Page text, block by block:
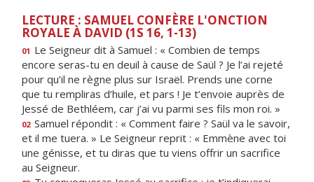
LECTURE : SAMUEL CONFÈRE L'ONCTION
ROYALE À DAVID (1S 16, 1-13)
01 Le Seigneur dit à Samuel : « Combien de temps
encore seras-tu en deuil à cause de Saül ? Je l’ai rejeté
pour qu’il ne règne plus sur Israël. Prends une corne
que tu rempliras d’huile, et pars ! Je t’envoie auprès de
Jessé de Bethléem, car j’ai vu parmi ses fils mon roi. »
02 Samuel répondit : « Comment faire ? Saül va le savoir,
et il me tuera. » Le Seigneur reprit : « Emmène avec toi
une génisse, et tu diras que tu viens offrir un sacrifice
au Seigneur.